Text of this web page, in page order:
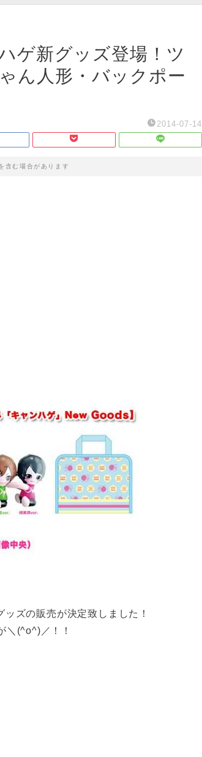
ゲ新グッズ登場！ツ
ん人形・バックポー
2014-07-14
含む場合があります
ズの販売が決定致しました！
＼(^o^)／！！